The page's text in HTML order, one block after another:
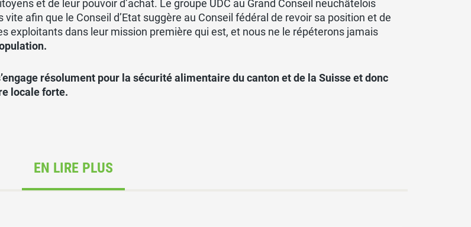
et de leur pouvoir d’achat. Le groupe UDC au Grand Conseil neuchâtelois
vite afin que le Conseil d’Etat suggère au Conseil fédéral de revoir sa position et de
exploitants dans leur mission première qui est, et nous ne le répéterons jamais
résolument pour la sécurité alimentaire du canton et de la Suisse et donc
locale forte.
EN LIRE PLUS